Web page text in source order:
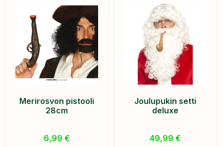
Merirosvon pistooli
28cm
6,99 €
Joulupukin setti
deluxe
49,99 €